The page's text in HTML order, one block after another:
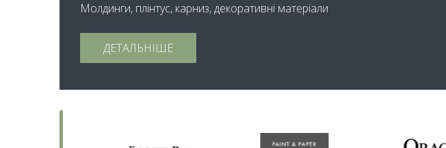
Молдинги, плінтус, карниз, декоративні матеріали
ДЕТАЛЬНІШЕ